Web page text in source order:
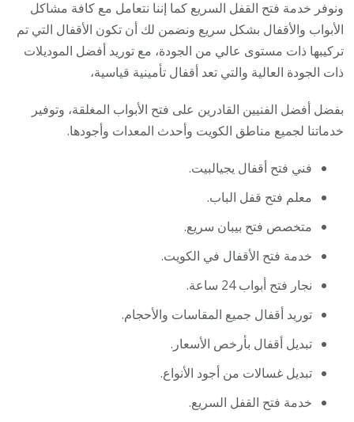
ونوفر خدمة فتح القفل السريع كما إننا نتعامل مع كافة مشاكل
الأبواب والأقفال بشكل سريع ونضمن لك أن تكون الأقفال التي تم
تركيبها ذات مستوى عالي من الجودة، مع توريد أفضل الموديلات
ذات الجودة العالية والتي تعد أقفال تأمينية قياسية،
بفضل أفضل الفنيين القادرين على فتح الأبواب المغلقة، وتوفير
خدماتنا لجميع مناطق الكويت وأحدث المعدات وأجودها.
فني فتح أقفال يجيالبيت.
معلم فتح قفل الباب.
متخصص فتح بيبان سريع.
خدمة فتح الأقفال في الكويت.
نجار فتح أبواب 24 ساعة.
توريد أقفال جميع المقاسات والأحجام.
تبديل أقفال بأرخص الأسعار.
تبديل غسالات من أجود الأنواع.
خدمة فتح القفل السريع.